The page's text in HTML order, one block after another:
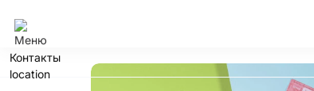
Контакты